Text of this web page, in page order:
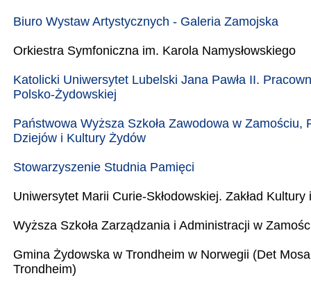
Biuro Wystaw Artystycznych - Galeria Zamojska
Orkiestra Symfoniczna im. Karola Namysłowskiego
Katolicki Uniwersytet Lubelski Jana Pawła II.
Polsko-Żydowskiej
Państwowa Wyższa Szkoła Zawodowa w Zamościu,
Dziejów i Kultury Żydów
Stowarzyszenie Studnia Pamięci
Uniwersytet Marii Curie-Skłodowskiej. Zakład
Wyższa Szkoła Zarządzania i Administracji w
Gmina Żydowska w Trondheim w Norwegii (Det
Trondheim)